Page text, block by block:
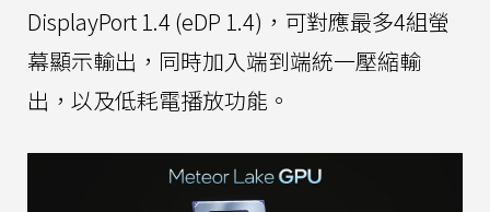
DisplayPort 1.4 (eDP 1.4)，可對應最多4組螢
幕顯示輸出，同時加入端到端統一壓縮輸
出，以及低耗電播放功能。